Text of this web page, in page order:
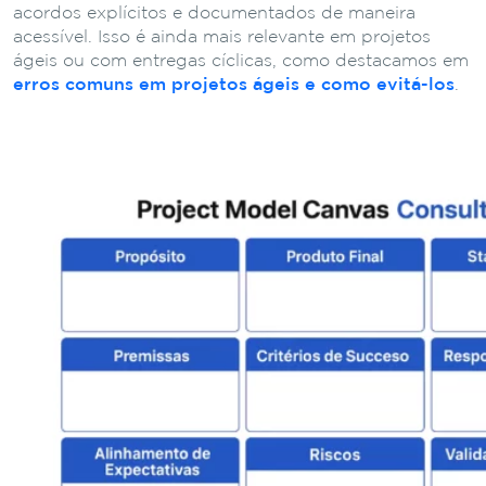
acordos explícitos e documentados de maneira
acessível. Isso é ainda mais relevante em projetos
ágeis ou com entregas cíclicas, como destacamos em
erros comuns em projetos ágeis e como evitá-los.